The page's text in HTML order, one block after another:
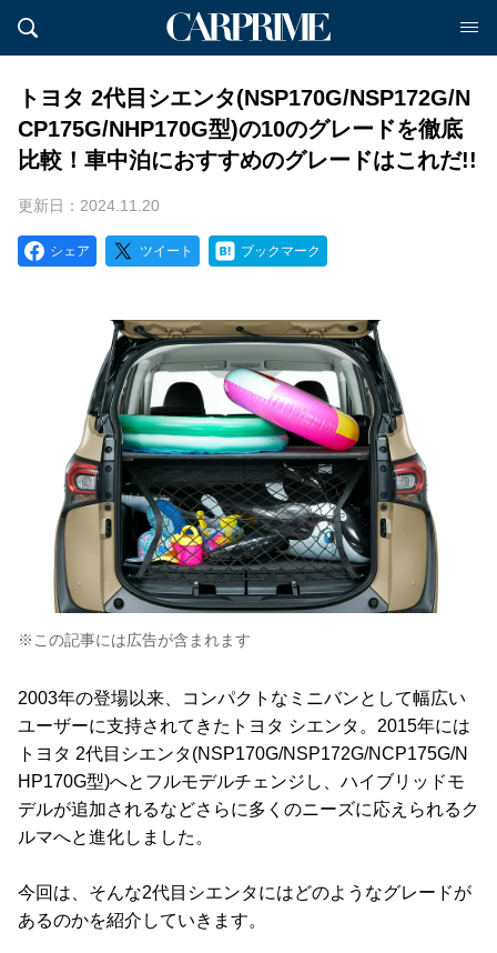
トヨタ 2代目シエンタ(NSP170G/NSP172G/N
CP175G/NHP170G型)の10のグレードを徹底
比較！車中泊におすすめのグレードはこれだ!!
更新日：2024.11.20
シェア ツイート ブックマーク
※この記事には広告が含まれます
2003年の登場以来、コンパクトなミニバンとして幅広い
ユーザーに支持されてきたトヨタ シエンタ。2015年には
トヨタ 2代目シエンタ(NSP170G/NSP172G/NCP175G/N
HP170G型)へとフルモデルチェンジし、ハイブリッドモ
デルが追加されるなどさらに多くのニーズに応えられるク
ルマへと進化しました。
今回は、そんな2代目シエンタにはどのようなグレードが
あるのかを紹介していきます。